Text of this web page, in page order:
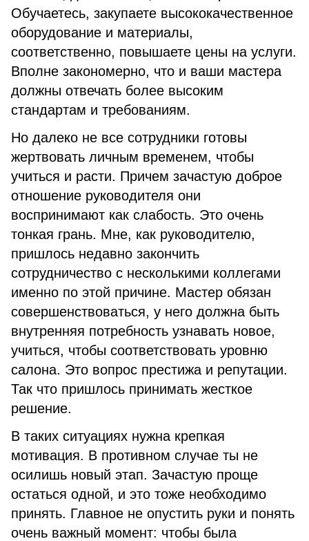
Обучаетесь, закупаете высококачественное
оборудование и материалы,
соответственно, повышаете цены на услуги.
Вполне закономерно, что и ваши мастера
должны отвечать более высоким
стандартам и требованиям.
Но далеко не все сотрудники готовы
жертвовать личным временем, чтобы
учиться и расти. Причем зачастую доброе
отношение руководителя они
воспринимают как слабость. Это очень
тонкая грань. Мне, как руководителю,
пришлось недавно закончить
сотрудничество с несколькими коллегами
именно по этой причине. Мастер обязан
совершенствоваться, у него должна быть
внутренняя потребность узнавать новое,
учиться, чтобы соответствовать уровню
салона. Это вопрос престижа и репутации.
Так что пришлось принимать жесткое
решение.
В таких ситуациях нужна крепкая
мотивация. В противном случае ты не
осилишь новый этап. Зачастую проще
остаться одной, и это тоже необходимо
принять. Главное не опустить руки и понять
очень важный момент: чтобы была